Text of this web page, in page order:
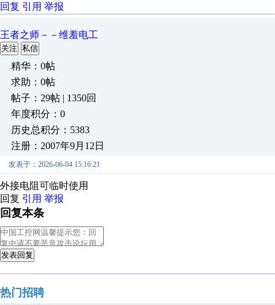
回复 引用 举报
王者之师－－维羞电工
关注 私信
精华：0帖
求助：0帖
帖子：29帖 | 1350回
年度积分：0
历史总积分：5383
注册：2007年9月12日
发表于：2026-06-04 15:16:21
外接电阻可临时使用
回复 引用 举报
回复本条
发表回复
热门招聘